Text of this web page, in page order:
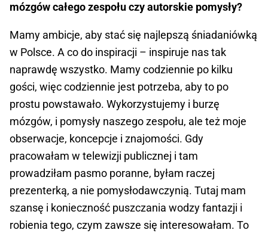
mózgów całego zespołu czy autorskie pomysły?
Mamy ambicje, aby stać się najlepszą śniadaniówką
w Polsce. A co do inspiracji – inspiruje nas tak
naprawdę wszystko. Mamy codziennie po kilku
gości, więc codziennie jest potrzeba, aby to po
prostu powstawało. Wykorzystujemy i burzę
mózgów, i pomysły naszego zespołu, ale też moje
obserwacje, koncepcje i znajomości. Gdy
pracowałam w telewizji publicznej i tam
prowadziłam pasmo poranne, byłam raczej
prezenterką, a nie pomysłodawczynią. Tutaj mam
szansę i konieczność puszczania wodzy fantazji i
robienia tego, czym zawsze się interesowałam. To